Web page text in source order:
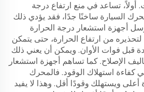
أولاً، تساعد في منع ارتفاع درجة
السيارة ساخنًا جدًا، فقد يؤدي ذلك
أجهزة استشعار درجة الحرارة
من ارتفاع الحرارة، حتى يتمكن
قبل فوات الأوان. ويمكن أن يعني ذلك
الإصلاح. كما تساهم أجهزة استشعار
كفاءة استهلاك الوقود. فالمحرك
أعلى ويستهلك وقودًا أقل. وهذا لا يفيد